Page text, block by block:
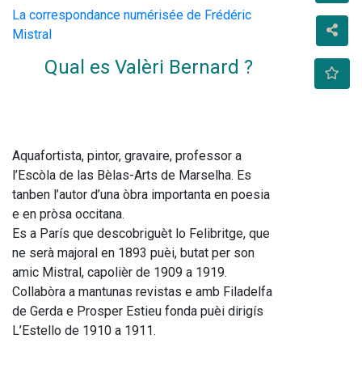
La correspondance numérisée de Frédéric
Mistral
Qual es Valèri Bernard ?
Aquafortista, pintor, gravaire, professor a
l’Escòla de las Bèlas-Arts de Marselha. Es
tanben l’autor d’una òbra importanta en poesia
e en pròsa occitana.
Es a París que descobriguèt lo Felibritge, que
ne serà majoral en 1893 puèi, butat per son
amic Mistral, capolièr de 1909 a 1919.
Collabòra a mantunas revistas e amb Filadelfa
de Gerda e Prosper Estieu fonda puèi dirigís
L’Estello de 1910 a 1911.